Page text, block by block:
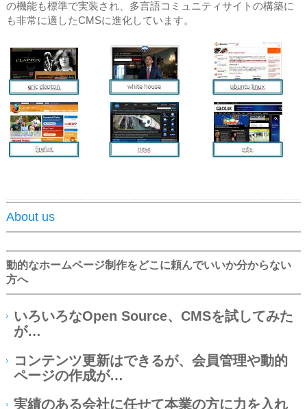
の機能も標準で実装され、多言語コミュニティサイトの構築に
も非常に適したCMSに進化しています。
About us
動的なホームページ制作をどこに頼んでいいか分からない
方へ
いろいろなOpen Source、CMSを試してみた
が…
コンテンツ更新はできるが、会員管理や動的
ページの作成が…
実績のある会社に任せて本業の方に力を入れ